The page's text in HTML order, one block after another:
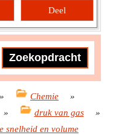
Deel
» Chemie
»
» druk van gas
»
snelheid en volume